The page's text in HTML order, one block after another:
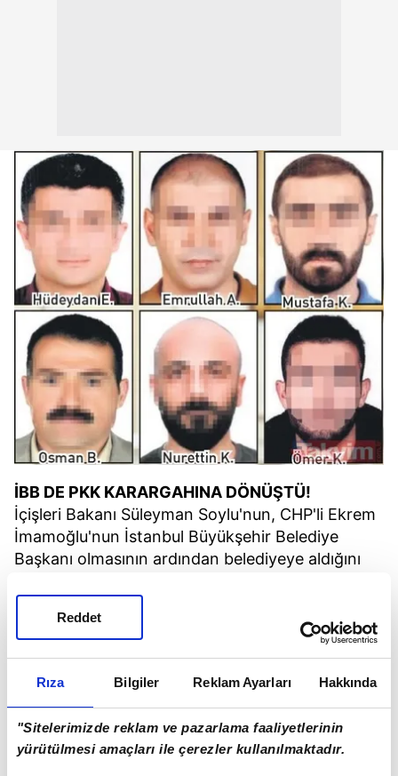
Rıza Bilgiler Reklam Ayarları Hakkında
"Sitelerimizde reklam ve pazarlama faaliyetlerinin
yürütülmesi amaçları ile çerezler kullanılmaktadır.
Reddet
İBB DE PKK KARARGAHINA DÖNÜŞTÜ!
İçişleri Bakanı Süleyman Soylu'nun, CHP'li Ekrem
İmamoğlu'nun İstanbul Büyükşehir Belediye
Başkanı olmasının ardından belediyeye aldığını
örgütleriyle bağlantılı kişilerin kimlikleri ortaya
çıkmıştı.